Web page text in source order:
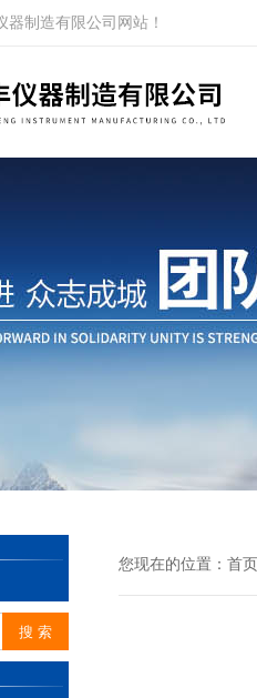
制造有限公司网站！
您现在的位置： 首页